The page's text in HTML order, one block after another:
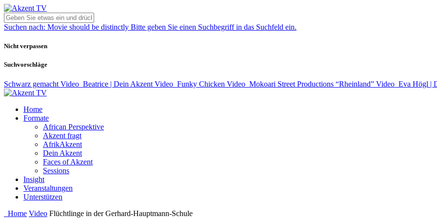
Suchen nach: Movie should be distinctly Bitte geben Sie einen Suchbegriff in das Suchfeld ein.
Nicht verpassen
Suchvorschläge
Schwarz gemacht Video Beatrice | Dein Akzent Video Funky Chicken Video Mokoari Street Productions “Rheinland” Video Eva Högl |
Home
Formate
African Perspektive
Akzent fragt
AfrikAkzent
Dein Akzent
Faces of Akzent
Sessions
Insight
Veranstaltungen
Unterstützen
Home Video Flüchtlinge in der Gerhard-Hauptmann-Schule